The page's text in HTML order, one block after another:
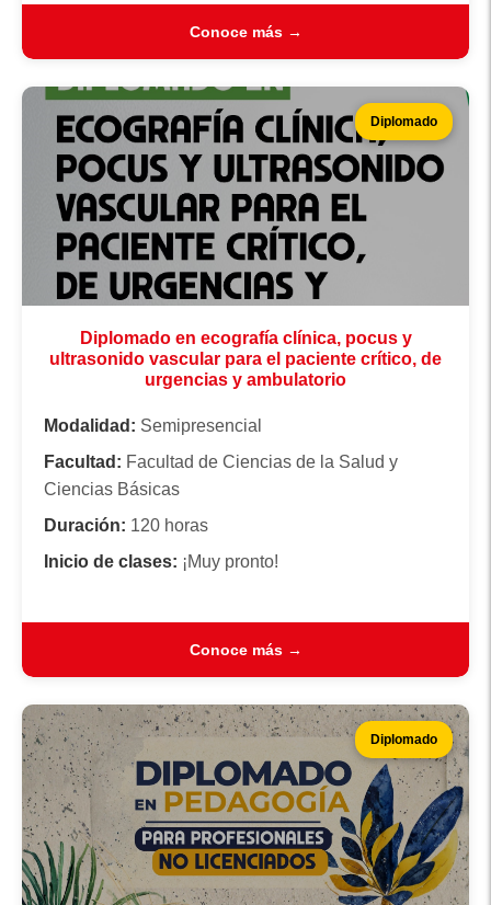
Conoce más →
Diplomado
Diplomado en ecografía clínica, pocus y
ultrasonido vascular para el paciente crítico, de
urgencias y ambulatorio
Modalidad: Semipresencial
Facultad: Facultad de Ciencias de la Salud y
Ciencias Básicas
Duración: 120 horas
Inicio de clases: ¡Muy pronto!
Conoce más →
Diplomado